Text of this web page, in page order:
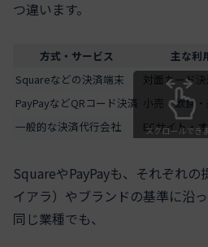
つ違います。
方式・サービス 主な利
Squareなどの決済端末
対面カード
PayPayなどQRコード決済 小売・飲食
一般的な決済代行会社
ECサイト・
スクロールでき
SquareやPayPayも、それぞれの
イアラ）やブランドの基準に沿っ
同じ業種でも、